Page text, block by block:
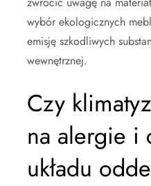
wybór ekologicznych
emisję szkodliwych
wewnętrznej.
Czy
na alergie i
układu